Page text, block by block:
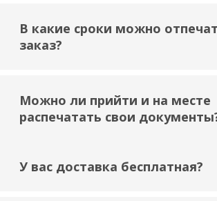
В какие сроки можно
заказ?
Можно ли прийти и на месте
распечатать свои
У вас доставка бесплатная?